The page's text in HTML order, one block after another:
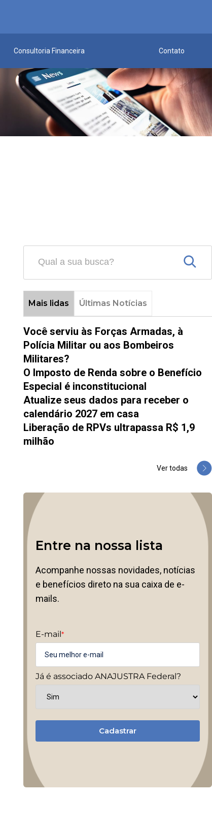
Consultoria Financeira Contato
Mais lidas Últimas Notícias
Você serviu às Forças Armadas, à
Polícia Militar ou aos Bombeiros
Militares?
O Imposto de Renda sobre o Benefício
Especial é inconstitucional
Atualize seus dados para receber o
calendário 2027 em casa
Liberação de RPVs ultrapassa R$ 1,9
milhão
Ver todas
Entre na nossa lista
Acompanhe nossas novidades, notícias
e benefícios direto na sua caixa de e-
mails.
E-mail*
Já é associado ANAJUSTRA Federal?
Cadastrar